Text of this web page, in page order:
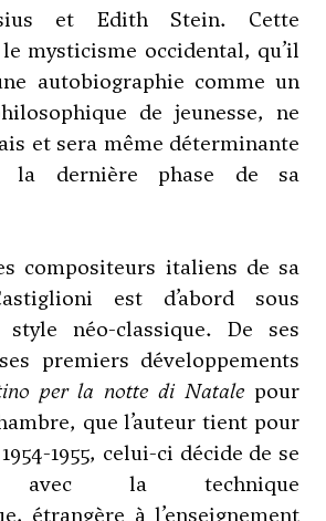
et Edith Stein. Cette
mysticisme occidental, qu’il
autobiographie comme un
de jeunesse, ne
et sera même déterminante
la dernière phase de sa
compositeurs italiens de sa
est d’abord sous
style néo-classique. De ses
premiers développements
per la notte di Natale pour
que l’auteur tient pour
1955, celui-ci décide de se
avec la technique
étrangère à l’enseignement